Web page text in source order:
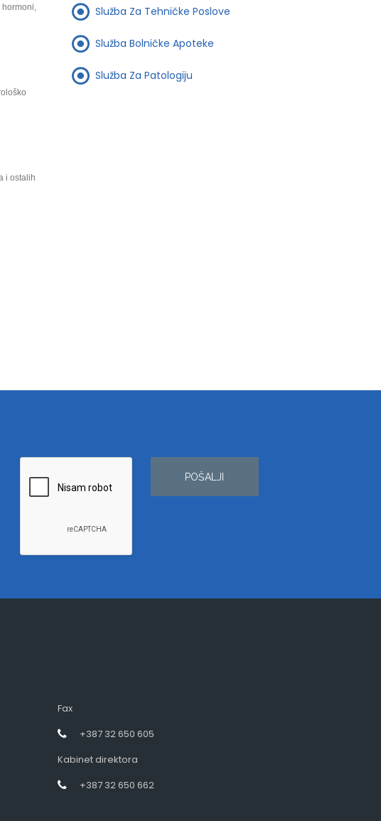
i ostalih
Služba Za Tehničke Poslove
Služba Bolničke Apoteke
Služba Za Patologiju
POŠALJI
Fax
+387 32 650 605
Kabinet direktora
+387 32 650 662